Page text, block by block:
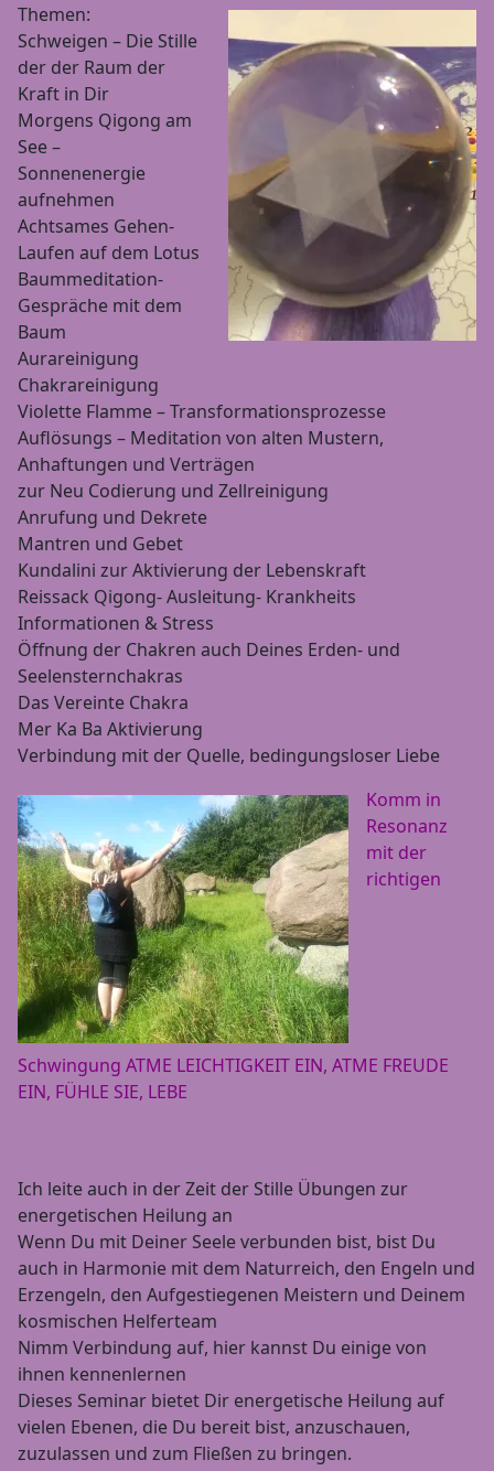
Themen:
Schweigen – Die Stille
der der Raum der
Kraft in Dir
Morgens Qigong am
See –
Sonnenenergie
aufnehmen
Achtsames Gehen-
Laufen auf dem Lotus
Baummeditation-
Gespräche mit dem
Baum
Aurareinigung
Chakrareinigung
Violette Flamme – Transformationsprozesse
Auflösungs – Meditation von alten Mustern,
Anhaftungen und Verträgen
zur Neu Codierung und Zellreinigung
Anrufung und Dekrete
Mantren und Gebet
Kundalini zur Aktivierung der Lebenskraft
Reissack Qigong- Ausleitung- Krankheits
Informationen & Stress
Öffnung der Chakren auch Deines Erden- und
Seelensternchakras
Das Vereinte Chakra
Mer Ka Ba Aktivierung
Verbindung mit der Quelle, bedingungsloser Liebe
Komm in
Resonanz
mit der
richtigen
Schwingung ATME LEICHTIGKEIT EIN, ATME FREUDE
EIN, FÜHLE SIE, LEBE
Ich leite auch in der Zeit der Stille Übungen zur
energetischen Heilung an
Wenn Du mit Deiner Seele verbunden bist, bist Du
auch in Harmonie mit dem Naturreich, den Engeln und
Erzengeln, den Aufgestiegenen Meistern und Deinem
kosmischen Helferteam
Nimm Verbindung auf, hier kannst Du einige von
ihnen kennenlernen
Dieses Seminar bietet Dir energetische Heilung auf
vielen Ebenen, die Du bereit bist, anzuschauen,
zuzulassen und zum Fließen zu bringen.